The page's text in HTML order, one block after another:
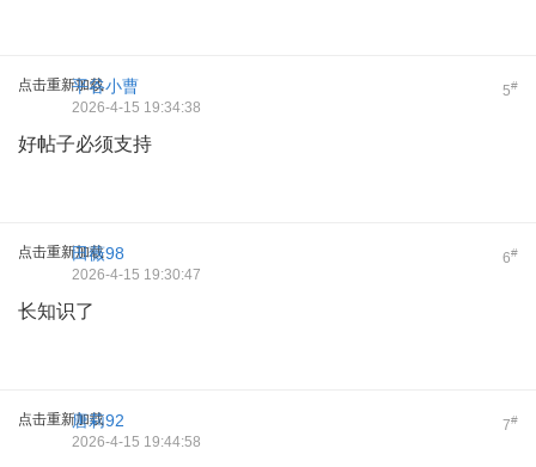
点击重新加载 5#
平谷小曹
2026-4-15 19:34:38
好帖子必须支持
点击重新加载 6#
田薇98
2026-4-15 19:30:47
长知识了
点击重新加载 7#
唐莉92
2026-4-15 19:44:58